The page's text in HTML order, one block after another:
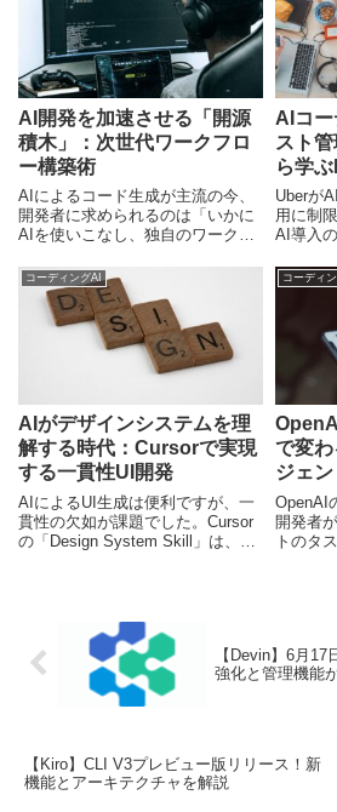
AI開発を加速させる「開源
積木」：次世代ワークフロ
ー構築術
AIによるコード生成が主流の今、
開発者に求められるのは「いかに
AIを使いこなし、独自のワークフ
らバックエンドまで、開発の質を
劇的に変える5つのオープンソー
スツールを解説します。
AIコ
スト
ら学
Uberが
用に制
AI導入
定義し
築する
コーディングAI
AIがデザインシステムを理
解する時代：Cursorで実現
する一貫性UI開発
AIによるUI生成は便利ですが、一
貫性の欠如が課題でした。Cursor
の「Design System Skill」は、AI
への影響を深掘りします。
コーディン
で変
ジェ
期ワ
OpenAI
開発者
トのタ
【Devin】6月
強化と管理機能
【Kiro】CLI V3プレビュー版リリース！新
機能とアーキテクチャを解説